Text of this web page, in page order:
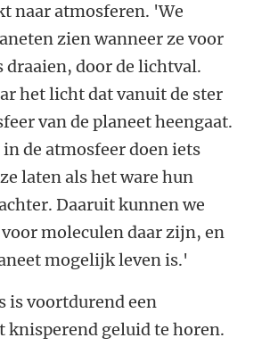
naar atmosferen. 'We
zien wanneer ze voor
draaien, door de lichtval.
het licht dat vanuit de ster
van de planeet heengaat.
de atmosfeer doen iets
laten als het ware hun
Daaruit kunnen we
moleculen daar zijn, en
mogelijk leven is.'
is voortdurend een
knisperend geluid te horen.